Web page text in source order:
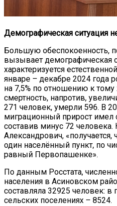
Демографическая ситуация
Большую обеспокоенность,
вызывает демографическая
характеризуется
январе – декабре 2024 года
на 7,5% по отношению к тому
смертность, напротив,
271 человек, умерли 596. В
миграционный прирост имел
составив минус 72
Александрович, «получается,
один населённый пункт, по
равный Первопашенке».
По данным Росстата,
населения в Асиновском
составляла 32925 человек: в
сельских поселениях – 8524.